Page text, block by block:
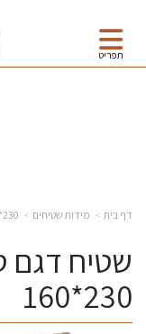
תפריט
דף בית מידות שטיחים 230*160 L
230*160